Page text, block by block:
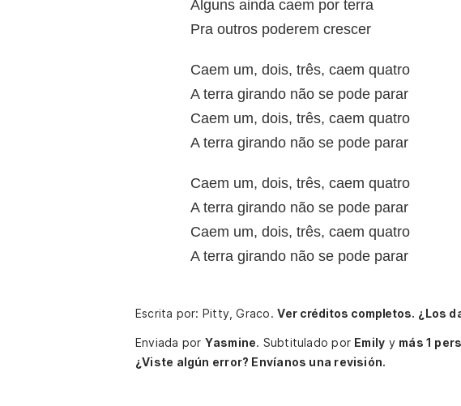
Alguns ainda caem por terra
Pra outros poderem crescer
Caem um, dois, três, caem quatro
A terra girando não se pode parar
Caem um, dois, três, caem quatro
A terra girando não se pode parar
Caem um, dois, três, caem quatro
A terra girando não se pode parar
Caem um, dois, três, caem quatro
A terra girando não se pode parar
Escrita por: Pitty, Graco. Ver créditos completos. ¿Los
Enviada por Yasmine. Subtitulado por Emily y más 1
¿Viste algún error? Envíanos una revisión.